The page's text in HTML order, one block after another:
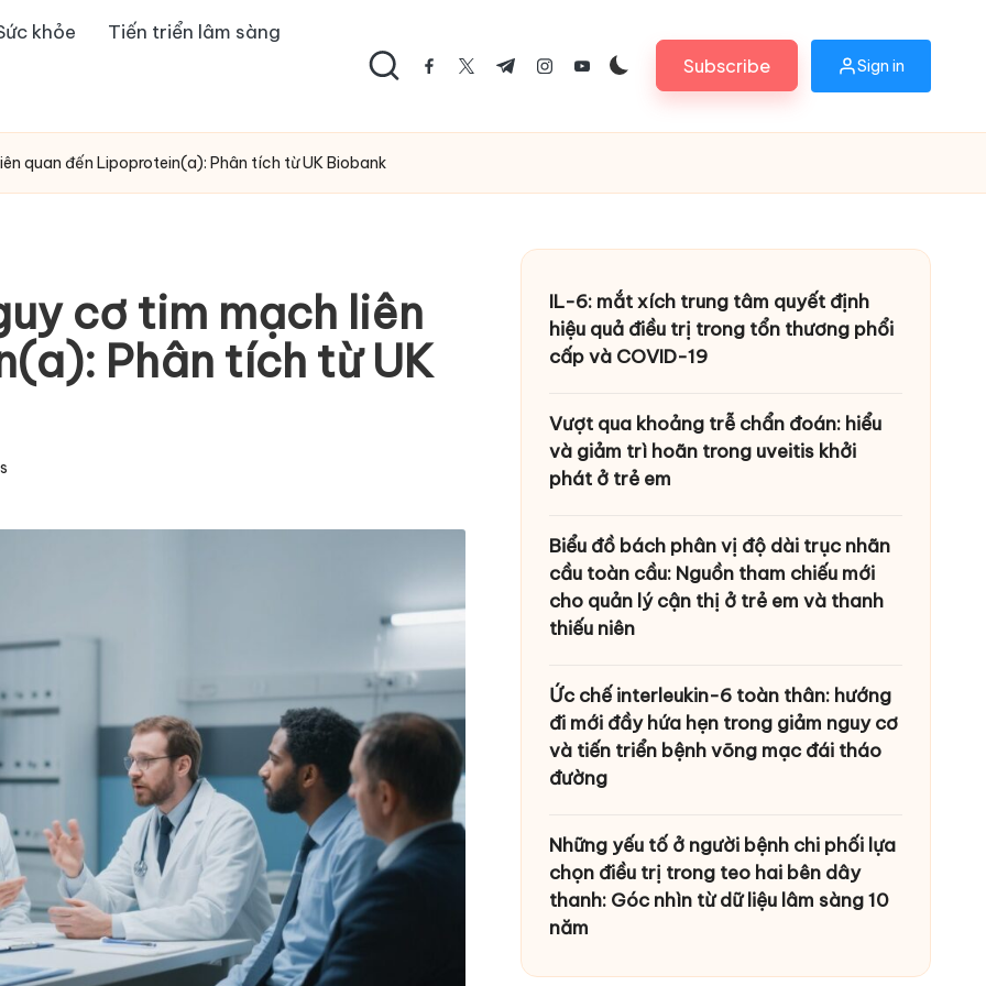
khỏe
Tiến triển lâm sàng
facebook.com
twitter.com
t.me instagram.com
youtube.comSubscribe Sign in
quan đến Lipoprotein(a): Phân tích từ UK Biobank
cơ tim mạch liên
Phân tích từ UK
IL-6: mắt xích trung tâm quyết định
hiệu quả điều trị trong tổn thương phổi
cấp và COVID-19
Vượt qua khoảng trễ chẩn đoán: hiểu
và giảm trì hoãn trong uveitis khởi
phát ở trẻ em
Biểu đồ bách phân vị độ dài trục nhãn
cầu toàn cầu: Nguồn tham chiếu mới
cho quản lý cận thị ở trẻ em và thanh
thiếu niên
Ức chế interleukin-6 toàn thân: hướng
đi mới đầy hứa hẹn trong giảm nguy cơ
và tiến triển bệnh võng mạc đái tháo
đường
Những yếu tố ở người bệnh chi phối lựa
chọn điều trị trong teo hai bên dây
thanh: Góc nhìn từ dữ liệu lâm sàng 10
năm